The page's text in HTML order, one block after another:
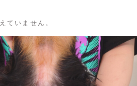
ていません。